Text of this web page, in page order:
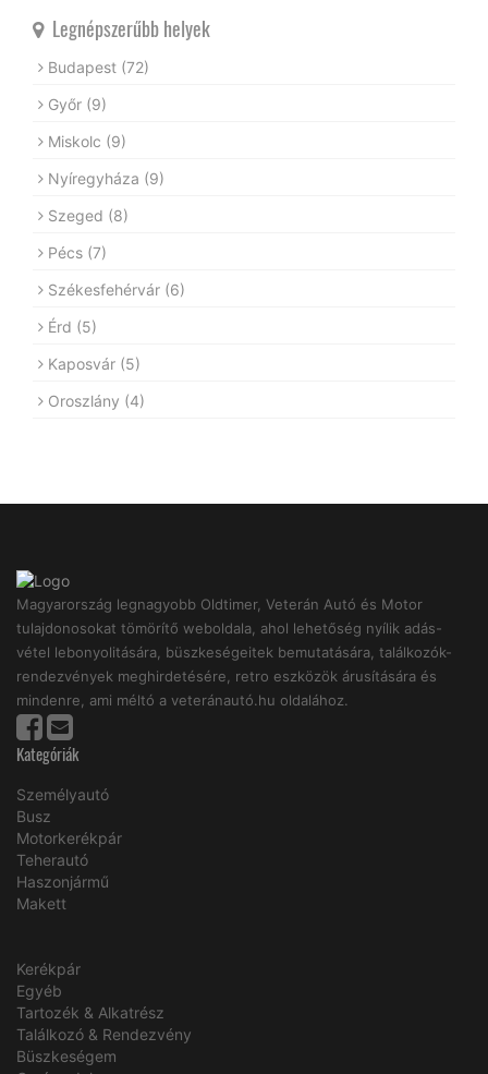
Legnépszerűbb helyek
Budapest (72)
Győr (9)
Miskolc (9)
Nyíregyháza (9)
Szeged (8)
Pécs (7)
Székesfehérvár (6)
Érd (5)
Kaposvár (5)
Oroszlány (4)
Magyarország legnagyobb Oldtimer, Veterán Autó és Motor
tulajdonosokat tömörítő weboldala, ahol lehetőség nyílik adás-
vétel lebonyolitására, büszkeségeitek bemutatására, találkozók-
rendezvények meghirdetésére, retro eszközök árusítására és
mindenre, ami méltó a veteránautó.hu oldalához.
Kategóriák
Személyautó
Busz
Motorkerékpár
Teherautó
Haszonjármű
Makett
Kerékpár
Egyéb
Tartozék & Alkatrész
Találkozó & Rendezvény
Büszkeségem